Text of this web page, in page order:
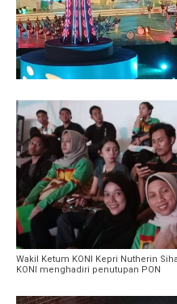
Wakil Ketum KONI Kepri Nutherin
KONI menghadiri penutupan PON